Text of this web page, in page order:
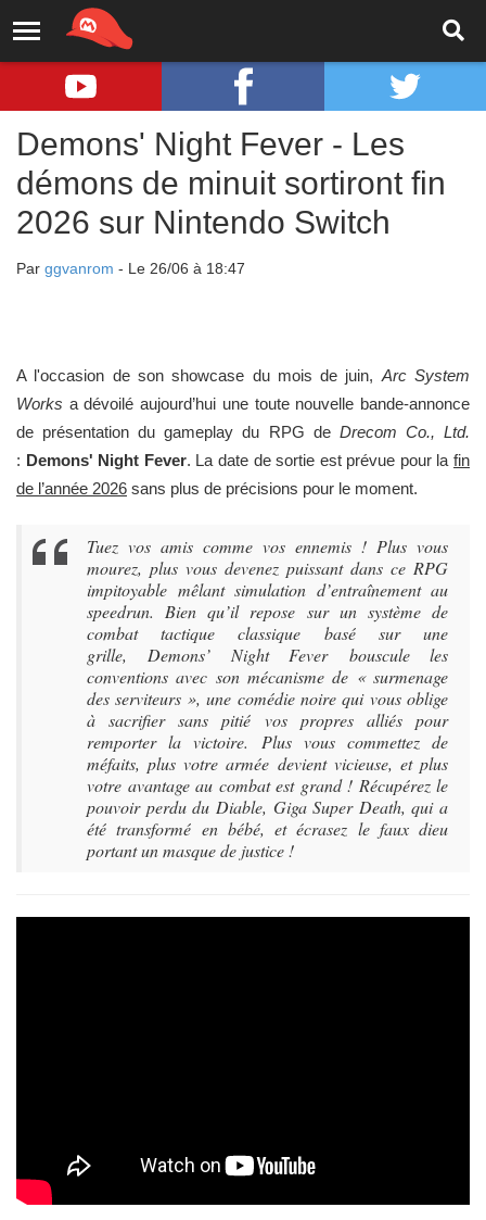
Demons' Night Fever - Les
démons de minuit sortiront fin
2026 sur Nintendo Switch
Par ggvanrom - Le 26/06 à 18:47
A l'occasion de son showcase du mois de juin, Arc System
Works a dévoilé aujourd’hui une toute nouvelle bande-annonce
de présentation du gameplay du RPG de Drecom Co., Ltd.
: Demons' Night Fever. La date de sortie est prévue pour lafin
de l’année 2026 sans plus de précisions pour le moment.
Tuez vos amis comme vos ennemis ! Plus vous
mourez, plus vous devenez puissant dans ce RPG
impitoyable mêlant simulation d’entraînement au
speedrun. Bien qu’il repose sur un système de
combat tactique classique basé sur une
grille, Demons’ Night Feverbouscule les
conventions avec son mécanisme de « surmenage
des serviteurs », une comédie noire qui vous oblige
à sacrifier sans pitié vos propres alliés pour
remporter la victoire. Plus vous commettez de
méfaits, plus votre armée devient vicieuse, et plus
votre avantage au combat est grand ! Récupérez le
pouvoir perdu du Diable, Giga Super Death, qui a
été transformé en bébé, et écrasez le faux dieu
portant un masque de justice !